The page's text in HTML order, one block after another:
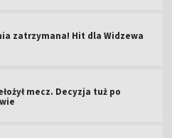
zatrzymana! Hit dla Widzewa
mecz. Decyzja tuż po